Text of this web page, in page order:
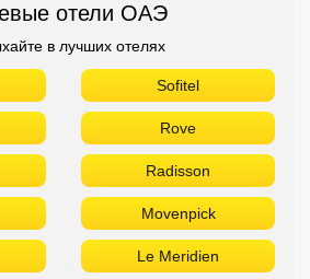
отели ОАЭ
в лучших отелях
Sofitel
Rove
Radisson
Movenpick
Le Meridien